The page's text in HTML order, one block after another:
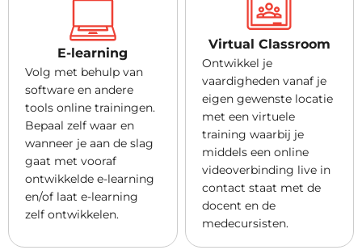
E-learning
Volg met behulp van
software en andere
tools online trainingen.
Bepaal zelf waar en
wanneer je aan de slag
gaat met vooraf
ontwikkelde e-learning
en/of laat e-learning
zelf ontwikkelen.
Virtual Classroom
Ontwikkel je
vaardigheden vanaf je
eigen gewenste locatie
met een virtuele
training waarbij je
middels een online
videoverbinding live in
contact staat met de
docent en de
medecursisten.